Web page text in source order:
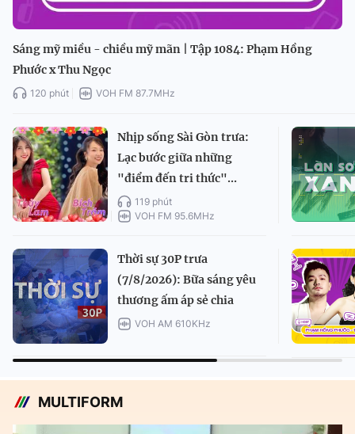
Sáng mỹ miều - chiều mỹ mãn | Tập 1084: Phạm Hồng
Phước x Thu Ngọc
120 phút VOH FM 87.7MHz
Nhịp sống Sài Gòn trưa:
Lạc bước giữa những
"điểm đến tri thức"...
119 phút
VOH FM 95.6MHz
Thời sự 30P trưa
(7/8/2026): Bữa sáng yêu
thương ấm áp sẻ chia
VOH AM 610KHz
MULTIFORM